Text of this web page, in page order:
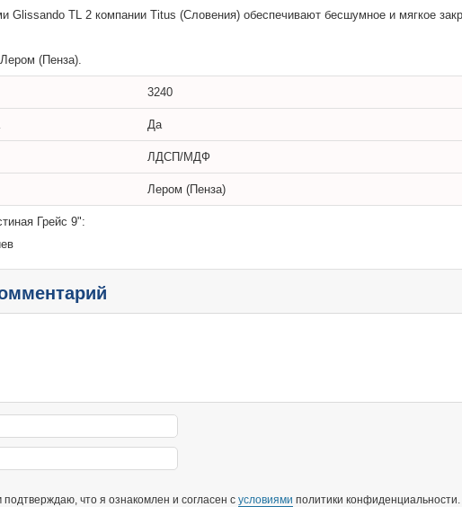
Glissando TL 2 компании Titus (Словения) обеспечивают бесшумное и мягкое
(Пенза).
3240
Да
ЛДСП/МДФ
Лером (Пенза)
Грейс 9":
что я ознакомлен и согласен с условиями политики конфиденциальности.